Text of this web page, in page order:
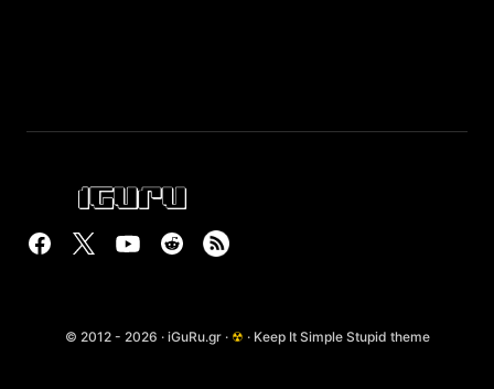
© 2012 - 2026 · iGuRu.gr · ☢ · Keep It Simple Stupid theme